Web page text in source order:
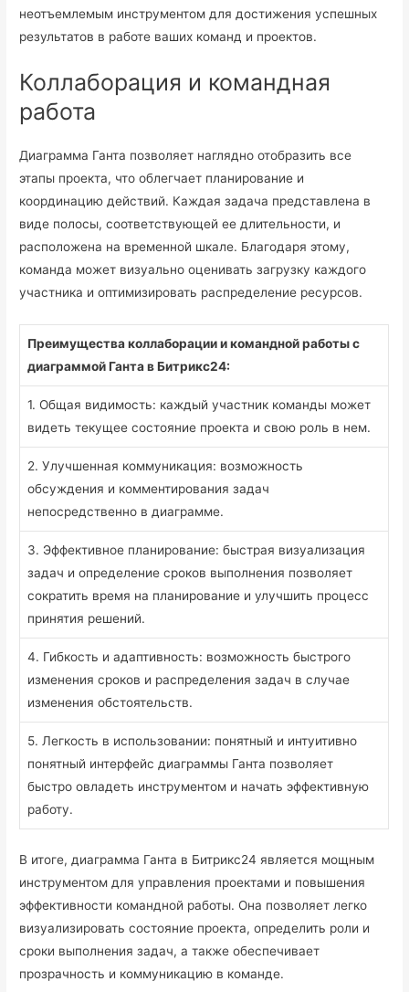
неотъемлемым инструментом для достижения успешных
результатов в работе ваших команд и проектов.
Коллаборация и командная
работа
Диаграмма Ганта позволяет наглядно отобразить все
этапы проекта, что облегчает планирование и
координацию действий. Каждая задача представлена в
виде полосы, соответствующей ее длительности, и
расположена на временной шкале. Благодаря этому,
команда может визуально оценивать загрузку каждого
участника и оптимизировать распределение ресурсов.
Преимущества коллаборации и командной работы с
диаграммой Ганта в Битрикс24:
1. Общая видимость: каждый участник команды может
видеть текущее состояние проекта и свою роль в нем.
2. Улучшенная коммуникация: возможность
обсуждения и комментирования задач
непосредственно в диаграмме.
3. Эффективное планирование: быстрая визуализация
задач и определение сроков выполнения позволяет
сократить время на планирование и улучшить процесс
принятия решений.
4. Гибкость и адаптивность: возможность быстрого
изменения сроков и распределения задач в случае
изменения обстоятельств.
5. Легкость в использовании: понятный и интуитивно
понятный интерфейс диаграммы Ганта позволяет
быстро овладеть инструментом и начать эффективную
работу.
В итоге, диаграмма Ганта в Битрикс24 является мощным
инструментом для управления проектами и повышения
эффективности командной работы. Она позволяет легко
визуализировать состояние проекта, определить роли и
сроки выполнения задач, а также обеспечивает
прозрачность и коммуникацию в команде.